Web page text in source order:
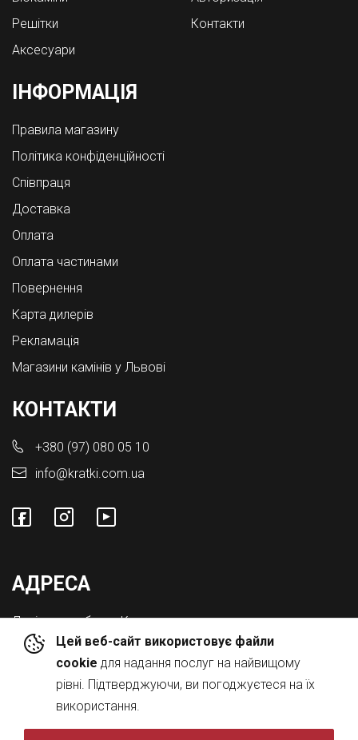
Цей веб-сайт використовує файли
cookie для надання послуг на найвищому
рівні. Підтверджуючи, ви погоджуєтеся на їх
використання.
Решітки
Аксесуари
Контакти
ІНФОРМАЦІЯ
Правила магазину
Політика конфіденційності
Співпраця
Доставка
Оплата
Оплата частинами
Повернення
Карта дилерів
Рекламація
Магазини камінів у Львові
КОНТАКТИ
+380 (97) 080 05 10
info@kratki.com.ua
АДРЕСА
Львівська обл., с. Конопниця,
Вул. Городоцька 8а